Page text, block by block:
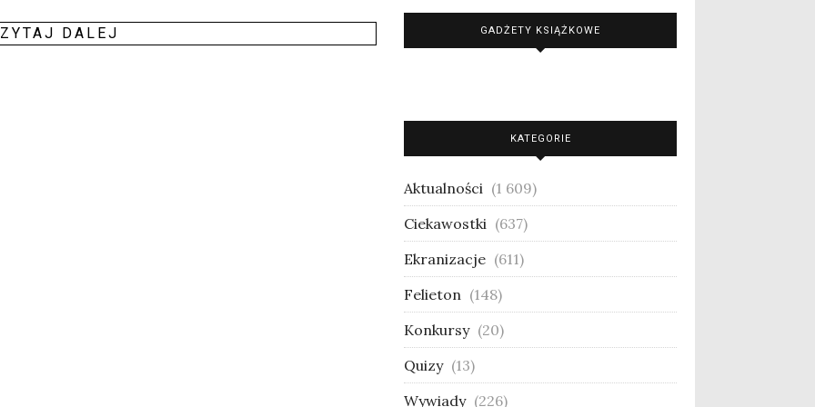
DALEJ GADŻETY KSIĄŻKOWE
KATEGORIE
Aktualności (1 609)
Ciekawostki (637)
Ekranizacje (611)
Felieton (148)
Konkursy (20)
Quizy (13)
Wywiady (226)